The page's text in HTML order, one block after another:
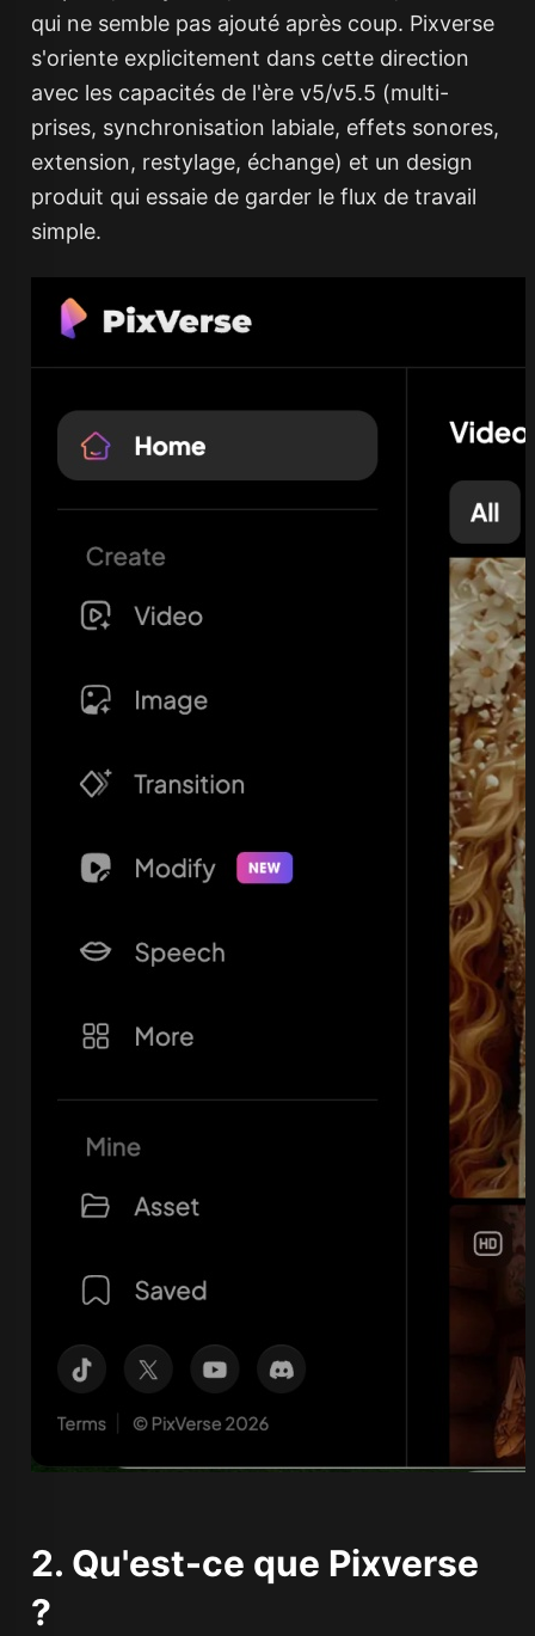
qui ne semble pas ajouté après coup. Pixverse
s'oriente explicitement dans cette direction
avec les capacités de l'ère v5/v5.5 (multi-
prises, synchronisation labiale, effets sonores,
extension, restylage, échange) et un design
produit qui essaie de garder le flux de travail
simple.
2. Qu'est-ce que Pixverse
?